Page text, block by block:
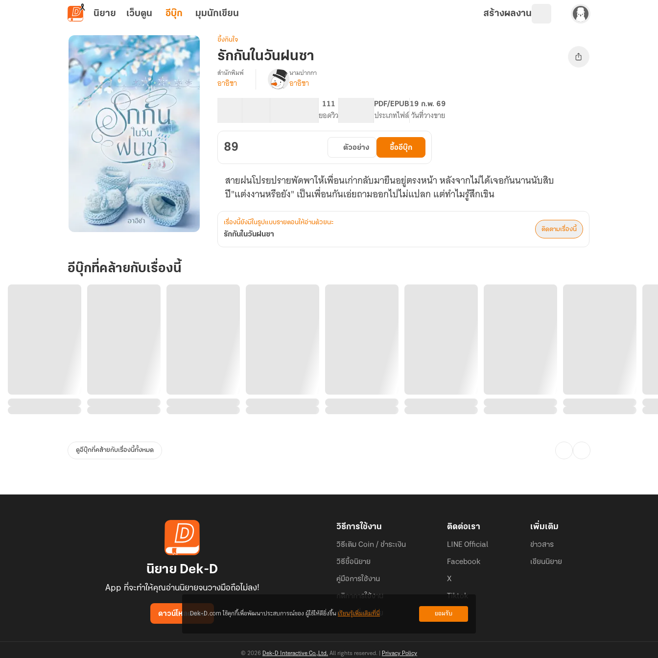
ข้ามไปยังเนื้อหาหลัก
นิยาย เว็บตูน อีบุ๊ก มุมนักเขียน สร้างผลงาน
ใน
วัน
ฝนซา
ซึ้งกินใจ
รักกันในวันฝนซา
เรื่อง
ฝนซา
สำนักพิมพ์
อาอิชา
นามปากกา
อาอิชา
111
ยอดวิว
PDF/EPUB
ประเภทไฟล์
19 ก.พ. 69
วันที่วางขาย
89 ตัวอย่าง ซื้ออีบุ๊ก
สายฝนโปรยปรายพัดพาให้เพื่อนเก่ากลับมายืนอยู่ตรงหน้า หลังจากไม่ได้เจอกันนานนับสิบ
ปี"แต่งงานหรือยัง" เป็นเพื่อนกันเอ่ยถามออกไปไม่แปลก แต่ทำไมรู้สึกเขิน
เรื่องนี้ยังมีในรูปแบบรายตอนให้อ่านด้วยนะ
รักกันในวันฝนซา
ติดตามเรื่องนี้
อีบุ๊กที่คล้ายกับเรื่องนี้
ดูอีบุ๊กที่คล้ายกับเรื่องนี้ทั้งหมด
นิยาย Dek-D
App ที่จะทำให้คุณอ่านนิยายจนวางมือถือไม่ลง!
ดาวน์โหลดแอป
วิธีการใช้งาน
วิธีเติม Coin / ชำระเงิน
วิธีซื้อนิยาย
คู่มือการใช้งาน
กติกาการใช้งาน
คำถามที่พบบ่อย
ติดต่อเรา
LINE Official
Facebook
X
Tiktok
เพิ่มเติม
ข่าวสาร
เขียนนิยาย
© 2026 Dek-D Interactive Co.,Ltd. All rights reserved. | Privacy Policy
Dek-D.com ใช้คุกกี้เพื่อพัฒนาประสบการณ์ของ ผู้ใช้ให้ดียิ่งขึ้นเรียนรู้เพิ่มเติมที่นี่ ยอมรับ